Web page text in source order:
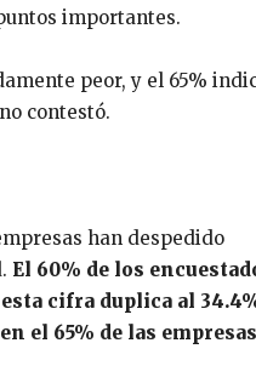
importantes.
peor, y el 65%
contestó.
han despedido
El 60% de los
cifra duplica al
el 65% de las